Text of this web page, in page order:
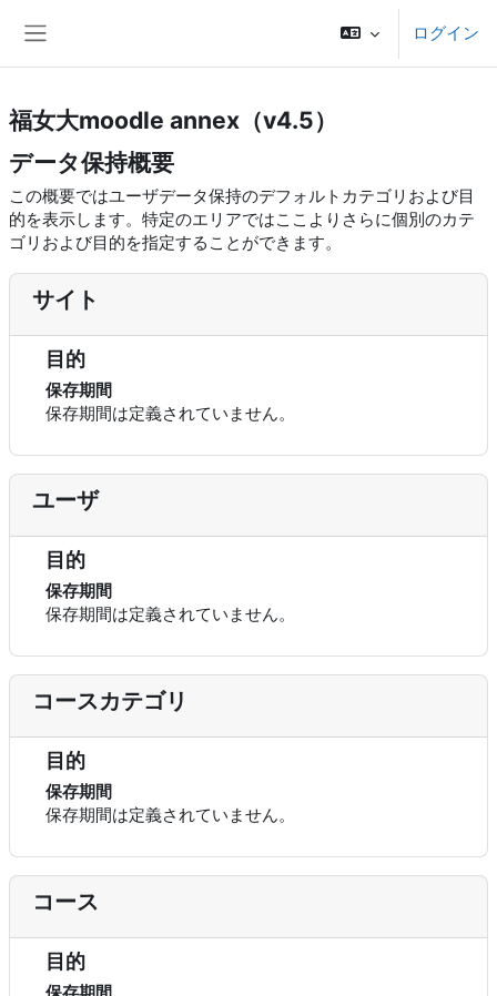
ログイン
福女大moodle annex（v4.5）
データ保持概要
この概要ではユーザデータ保持のデフォルトカテゴリおよび目
的を表示します。特定のエリアではここよりさらに個別のカテ
ゴリおよび目的を指定することができます。
サイト
目的
保存期間
保存期間は定義されていません。
ユーザ
目的
保存期間
保存期間は定義されていません。
コースカテゴリ
目的
保存期間
保存期間は定義されていません。
コース
目的